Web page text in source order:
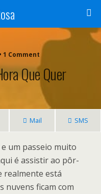
1 Comment
Que Quer
Mail SMS
um passeio muito
é assistir ao pôr-
realmente está
nuvens ficam com